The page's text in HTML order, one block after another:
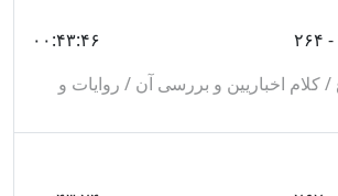
پنج فصل، به بررسى مطالب مربوط به
است. تعريف مفهوم، مفهوم جمله
لقب، عدد، و ادات حصر از جمله
۰۰:۴۳:۴۶
اخباریین و بررسی آن / روایات و